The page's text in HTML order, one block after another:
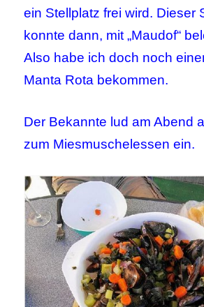
ein Stellplatz frei wird. Dieser
konnte dann, mit „Maudof“
Also habe ich doch noch
Manta Rota bekommen.
Der Bekannte lud am Abend
zum Miesmuschelessen ein.